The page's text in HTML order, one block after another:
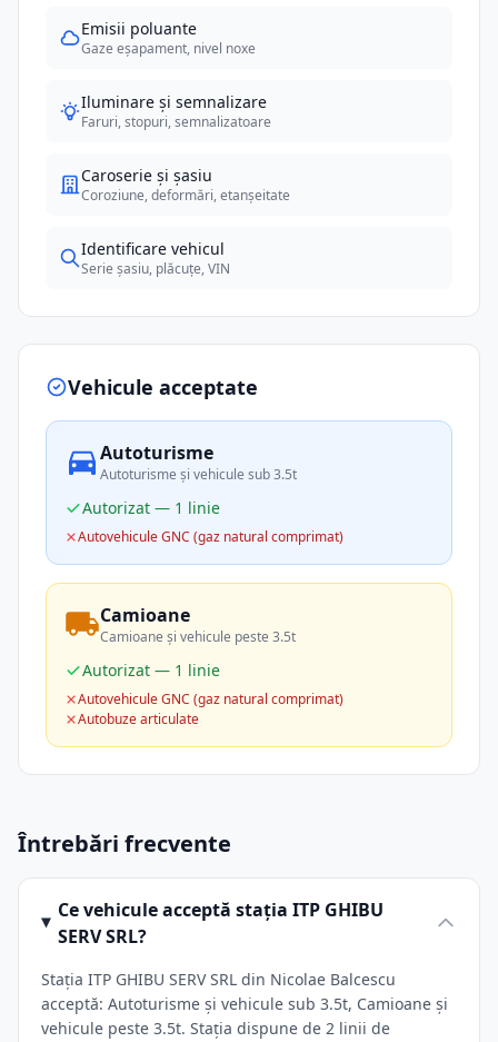
Emisii poluante
Gaze eșapament, nivel noxe
Iluminare și semnalizare
Faruri, stopuri, semnalizatoare
Caroserie și șasiu
Coroziune, deformări, etanșeitate
Identificare vehicul
Serie șasiu, plăcuțe, VIN
Vehicule acceptate
Autoturisme
Autoturisme și vehicule sub 3.5t
Autorizat — 1 linie
Autovehicule GNC (gaz natural comprimat)
Camioane
Camioane și vehicule peste 3.5t
Autorizat — 1 linie
Autovehicule GNC (gaz natural comprimat)
Autobuze articulate
Întrebări frecvente
Ce vehicule acceptă stația ITP GHIBU
SERV SRL?
Stația ITP GHIBU SERV SRL din Nicolae Balcescu
acceptă: Autoturisme și vehicule sub 3.5t, Camioane și
vehicule peste 3.5t. Stația dispune de 2 linii de